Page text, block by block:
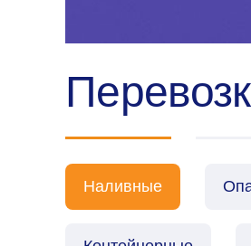
Наливные